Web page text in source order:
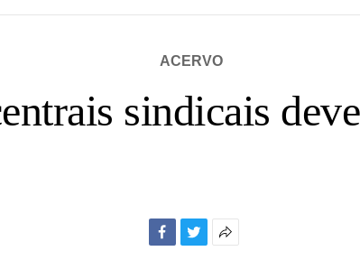
ACERVO
sindicais